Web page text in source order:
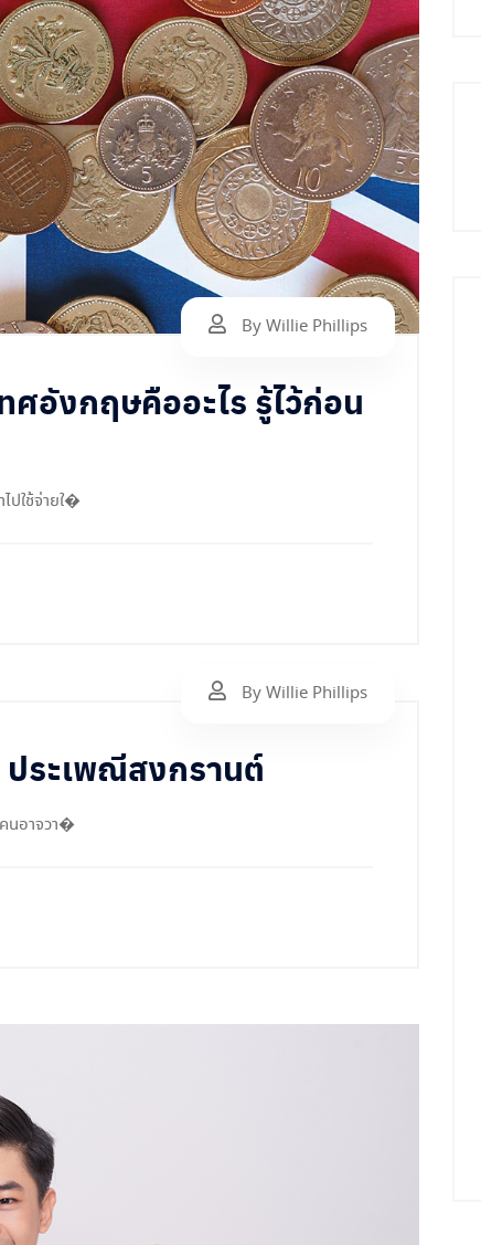
By Willie Phillips
อังกฤษคืออะไร รู้ไว้ก่อน
ปใช้จ่ายใ�
By Willie Phillips
ระเพณีสงกรานต์
นอาจวา�